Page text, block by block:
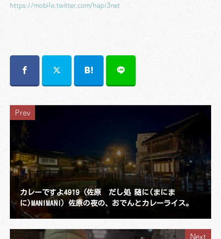
https://mobile.twitter.com/hapi3net
Prev
カレーですよ4919（佐原 だし処 随に(まにま
に)MANIMANI）佐原の夜の、おでんとカレーライス。
Next